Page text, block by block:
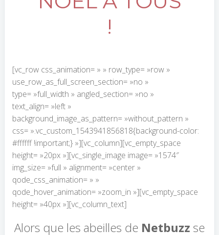
!
[vc_row css_animation= » » row_type= »row »
use_row_as_full_screen_section= »no »
type= »full_width » angled_section= »no »
text_align= »left »
background_image_as_pattern= »without_pattern »
css= ».vc_custom_1543941856818{background-color:
#ffffff !important;} »][vc_column][vc_empty_space
height= »20px »][vc_single_image image= »1574″
img_size= »full » alignment= »center »
qode_css_animation= » »
qode_hover_animation= »zoom_in »][vc_empty_space
height= »40px »][vc_column_text]
Alors que les abeilles de Netbuzz se